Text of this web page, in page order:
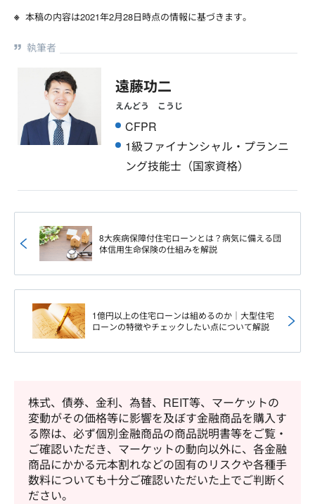
本稿の内容は2021年2月28日時点の情報に基づきます。
執筆者
遠藤功二
えんどう こうじ
CFPR
1級ファイナンシャル・プランニ
ング技能士（国家資格）
8大疾病保障付住宅ローンとは？病気に備える団
体信用生命保険の仕組みを解説
1億円以上の住宅ローンは組めるのか｜大型住宅
ローンの特徴やチェックしたい点について解説
株式、債券、金利、為替、REIT等、マーケットの
変動がその価格等に影響を及ぼす金融商品を購入す
る際は、必ず個別金融商品の商品説明書等をご覧・
ご確認いただき、マーケットの動向以外に、各金融
商品にかかる元本割れなどの固有のリスクや各種手
数料についても十分ご確認いただいた上でご判断く
ださい。